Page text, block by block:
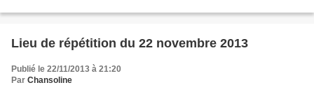
Lieu de répétition du 22 novembre 2013
Publié le 22/11/2013 à 21:20
Par Chansoline